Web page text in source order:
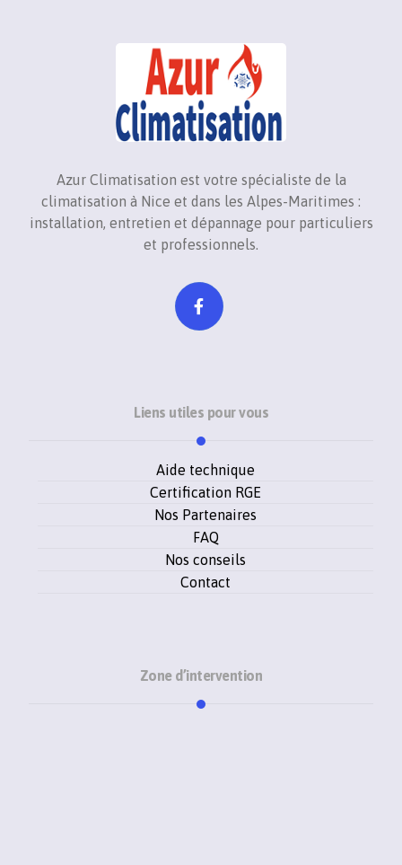
Azur Climatisation est votre spécialiste de la
climatisation à Nice et dans les Alpes-Maritimes :
installation, entretien et dépannage pour particuliers
et professionnels.
Liens utiles pour vous
Aide technique
Certification RGE
Nos Partenaires
FAQ
Nos conseils
Contact
Zone d’intervention